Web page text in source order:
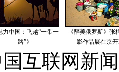
互联网新